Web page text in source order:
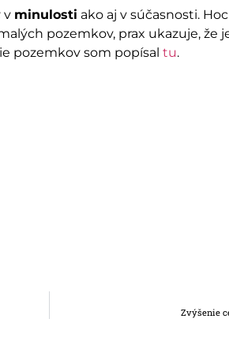
v minulosti ako aj v súčasnosti.
pozemkov, prax ukazuje, že
pozemkov som popísal tu.
Zvýšenie